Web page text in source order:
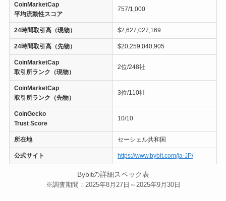
CoinMarketCap
平均流動性スコア
757/1,000
24時間取引高（現物） $2,627,027,169
24時間取引高（先物） $20,259,040,905
CoinMarketCap
取引所ランク（現物）
2位/248社
CoinMarketCap
取引所ランク（先物）
3位/110社
CoinGecko
Trust Score
10/10
所在地 セーシェル共和国
公式サイト https://www.bybit.com/ja-JP/
Bybitの詳細スペック表
※調査期間：2025年8月27日～2025年9月30日